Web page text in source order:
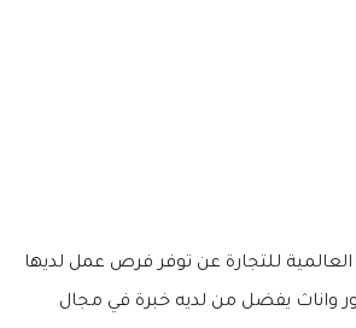
للتجارة عن توفر فرص عمل لديها
واناث يفضل من لديه خبرة في مجال